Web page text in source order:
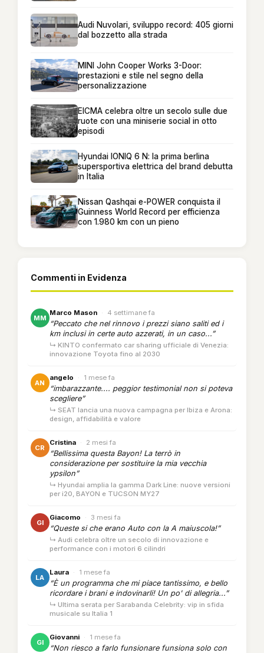
Audi Nuvolari, sviluppo record: 405 giorni
dal bozzetto alla strada
MINI John Cooper Works 3-Door:
prestazioni e stile nel segno della
personalizzazione
EICMA celebra oltre un secolo sulle due
ruote con una miniserie social in otto
episodi
Hyundai IONIQ 6 N: la prima berlina
supersportiva elettrica del brand debutta
in Italia
Nissan Qashqai e-POWER conquista il
Guinness World Record per efficienza
con 1.980 km con un pieno
Commenti in Evidenza
MM
Marco Mason · 4 settimane fa
“Peccato che nel rinnovo i prezzi siano saliti ed i
km inclusi in certe auto azzerati, in un caso...”
↳ KINTO confermato car sharing ufficiale di Venezia:
innovazione Toyota fino al 2030
AN
angelo · 1 mese fa
“imbarazzante.... peggior testimonial non si poteva
scegliere”
↳ SEAT lancia una nuova campagna per Ibiza e Arona:
design, affidabilità e valore
CR
Cristina · 2 mesi fa
“Bellissima questa Bayon! La terrò in
considerazione per sostituire la mia vecchia
ypsilon”
↳ Hyundai amplia la gamma Dark Line: nuove versioni
per i20, BAYON e TUCSON MY27
GI
Giacomo · 3 mesi fa
“Queste si che erano Auto con la A maiuscola!”
↳ Audi celebra oltre un secolo di innovazione e
performance con i motori 6 cilindri
LA
Laura · 1 mese fa
“È un programma che mi piace tantissimo, e bello
ricordare i brani e indovinarli! Un po' di allegria...”
↳ Ultima serata per Sarabanda Celebrity: vip in sfida
musicale su Italia 1
GI
Giovanni · 1 mese fa
“Non riesco a farlo funsionare funsiona solo con